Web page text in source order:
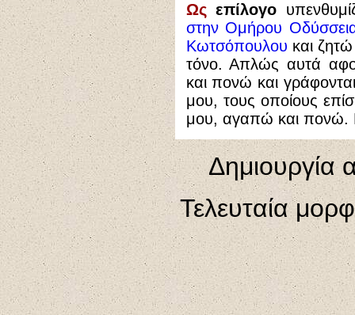
Ωςεπίλογο
στην Ομήρου
Κωτσόπουλου και
τόνο. Απλώς αυτά
και πονώ και
μου, τους οποίους
μου, αγαπώ και πονώ.
Δημιουργία
Τελευταία